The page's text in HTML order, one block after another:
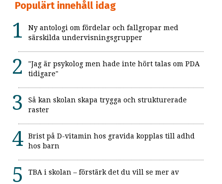
Populärt innehåll idag
Ny antologi om fördelar och fallgropar med
särskilda undervisningsgrupper
"Jag är psykolog men hade inte hört talas om PDA
tidigare"
Så kan skolan skapa trygga och strukturerade
raster
Brist på D-vitamin hos gravida kopplas till adhd
hos barn
TBA i skolan – förstärk det du vill se mer av